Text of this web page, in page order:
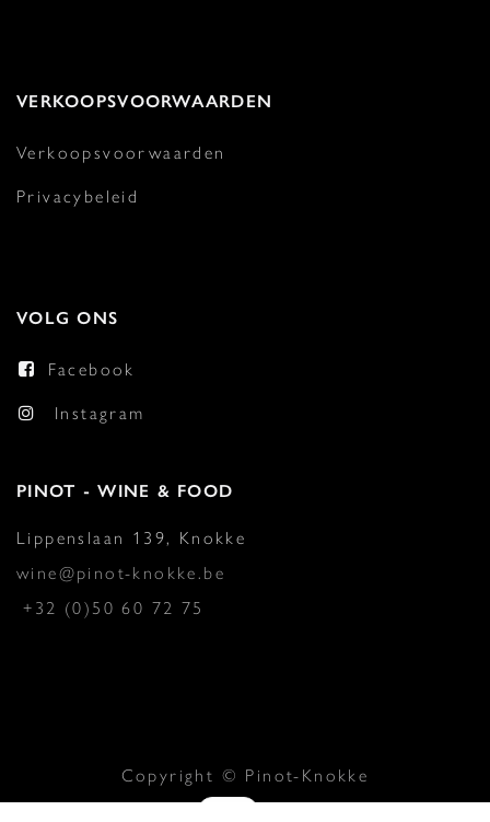
VERKOOPSVOORWAARDEN
Verkoopsvoorwaarden
Privacybeleid
VOLG ONS
Facebook
Instagram
PINOT - WINE & FOOD
Lippenslaan 139, Knokke
wine@pinot-knokke.be
+32 (0)50 60 72 75
Copyright © Pinot-Knokke